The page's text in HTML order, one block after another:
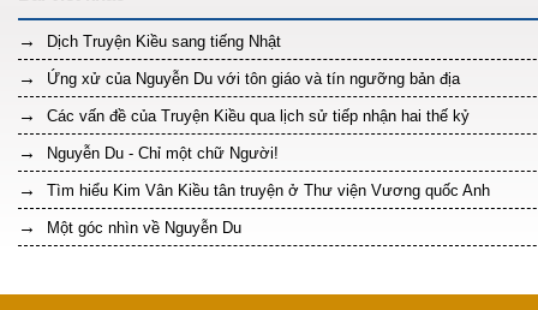
Dịch Truyện Kiều sang tiếng Nhật
Ứng xử của Nguyễn Du với tôn giáo và tín ngưỡng bản địa
Các vấn đề của Truyện Kiều qua lịch sử tiếp nhận hai thế kỷ
Nguyễn Du - Chỉ một chữ Người!
Tìm hiểu Kim Vân Kiều tân truyện ở Thư viện Vương quốc Anh
Một góc nhìn về Nguyễn Du